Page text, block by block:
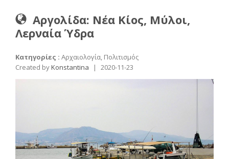
Αργολίδα: Νέα Κίος, Μύλοι,
Λερναία Ύδρα
Κατηγορίες : Αρχαιολογία, Πολιτισμός
Created byKonstantina | 2020-11-23